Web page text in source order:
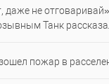
даже не
Танк
пожар в